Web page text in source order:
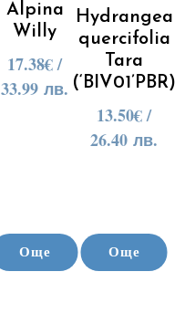
Alpina
Willy
17.38€/
33.99 лв.
Още
Hydrangea
quercifolia
Tara
(‘BIV01’PBR)
13.50€/
26.40 лв.
Още